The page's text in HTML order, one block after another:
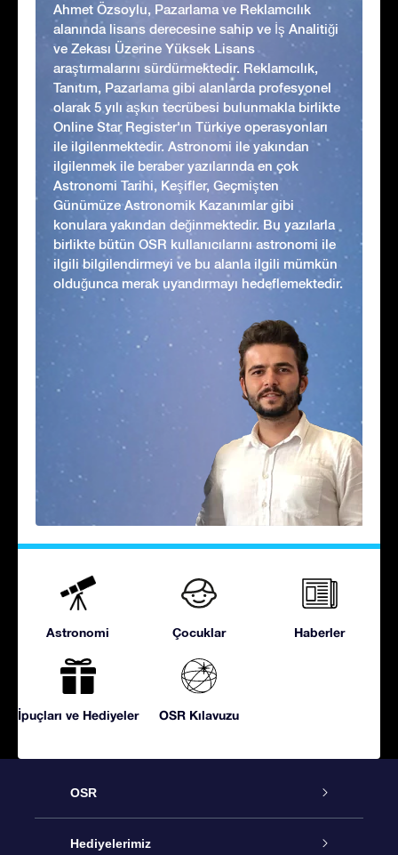
Ahmet Özsoylu, Pazarlama ve Reklamcılık
alanında lisans derecesine sahip ve İş Analitiği
ve Zekası Üzerine Yüksek Lisans
araştırmalarını sürdürmektedir. Reklamcılık,
Tanıtım, Pazarlama gibi alanlarda profesyonel
olarak 5 yılı aşkın tecrübesi bulunmakla birlikte
Online Star Register'ın Türkiye operasyonları
ile ilgilenmektedir. Astronomi ile yakından
ilgilenmek ile beraber yazılarında en çok
Astronomi Tarihi, Keşifler, Geçmişten
Günümüze Astronomik Kazanımlar gibi
konulara yakından değinmektedir. Bu yazılarla
birlikte bütün OSR kullanıcılarını astronomi ile
ilgili bilgilendirmeyi ve bu alanla ilgili mümkün
olduğunca merak uyandırmayı hedeflemektedir.
Astronomi Çocuklar Haberler
İpuçları ve Hediyeler OSR Kılavuzu
OSR
Hizmet
Hediyelerimiz